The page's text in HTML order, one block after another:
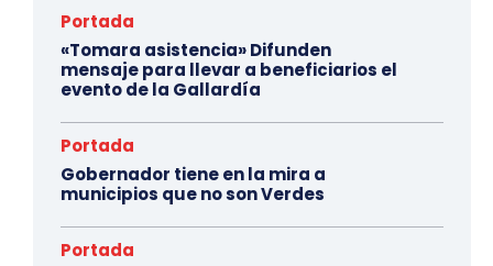
Portada
«Tomara asistencia» Difunden
mensaje para llevar a beneficiarios el
evento de la Gallardía
Portada
Gobernador tiene en la mira a
municipios que no son Verdes
Portada